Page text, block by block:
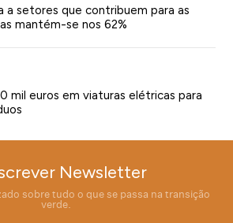
a setores que contribuem para as
mantém-se nos 62%
mil euros em viaturas elétricas para
Newsletter
sobre tudo o que se passa na transição
verde.